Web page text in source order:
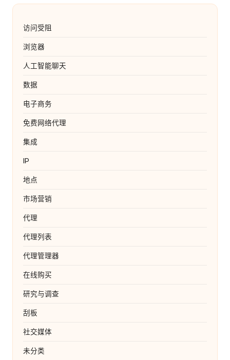
访问受阻
浏览器
人工智能聊天
数据
电子商务
免费网络代理
集成
IP
地点
市场营销
代理
代理列表
代理管理器
在线购买
研究与调查
刮板
社交媒体
未分类